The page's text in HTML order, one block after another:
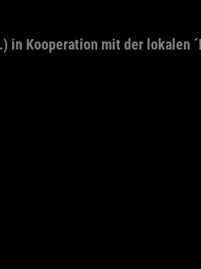
in Kooperation mit der lokalen